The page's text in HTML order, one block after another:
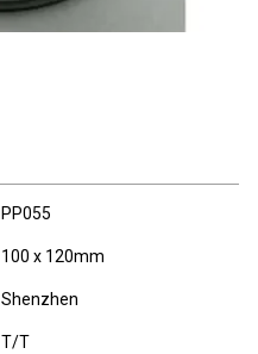
PP055
100 x 120mm
Shenzhen
T/T